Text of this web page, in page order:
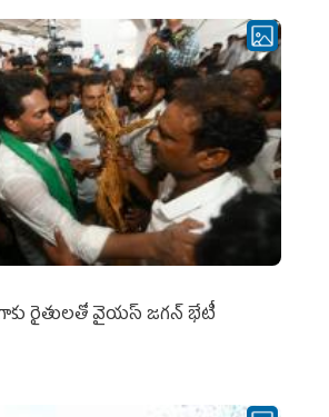
రైతులతో వైయస్ జగన్ భేటీ